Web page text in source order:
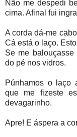
Não me despedi
cima. Afinal fui
A corda dá-me
Cá está o laço.
Se me balouçasse
do pé nos vidros.
Púnhamos o laço
que me fizeste
devagarinho.
Apre! E áspera a